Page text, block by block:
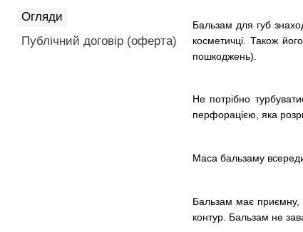
Бальзам для губ
косметичці. Також
пошкоджень).
Не потрібно
перфорацією, яка
Маса бальзаму
Бальзам має приємну,
контур. Бальзам не
Огляди
Публічний договір (оферта)